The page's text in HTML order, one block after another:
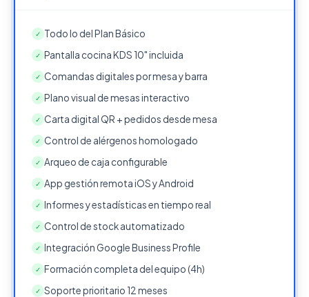
✓ Todo lo del Plan Básico
✓ Pantalla cocina KDS 10" incluida
✓ Comandas digitales por mesa y barra
✓ Plano visual de mesas interactivo
✓ Carta digital QR + pedidos desde mesa
✓ Control de alérgenos homologado
✓ Arqueo de caja configurable
✓ App gestión remota iOS y Android
✓ Informes y estadísticas en tiempo real
✓ Control de stock automatizado
✓ Integración Google Business Profile
✓ Formación completa del equipo (4h)
✓ Soporte prioritario 12 meses